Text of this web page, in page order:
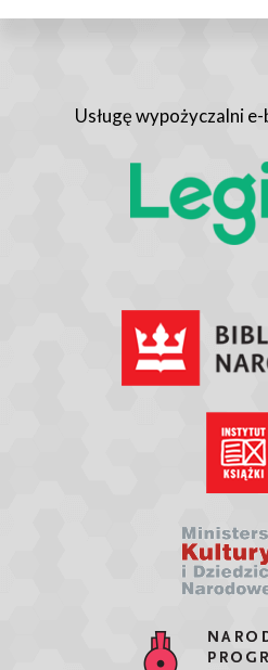
Usługę wypożyczalni